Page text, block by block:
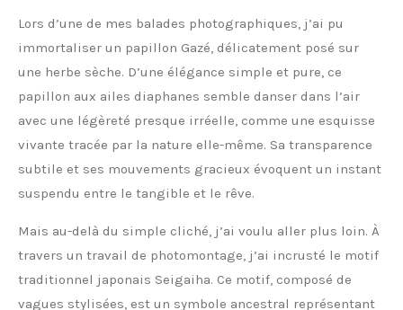
Lors d’une de mes balades photographiques, j’ai pu
immortaliser un papillon Gazé, délicatement posé sur
une herbe sèche. D’une élégance simple et pure, ce
papillon aux ailes diaphanes semble danser dans l’air
avec une légèreté presque irréelle, comme une esquisse
vivante tracée par la nature elle-même. Sa transparence
subtile et ses mouvements gracieux évoquent un instant
suspendu entre le tangible et le rêve.
Mais au-delà du simple cliché, j’ai voulu aller plus loin. À
travers un travail de photomontage, j’ai incrusté le motif
traditionnel japonais Seigaiha. Ce motif, composé de
vagues stylisées, est un symbole ancestral représentant